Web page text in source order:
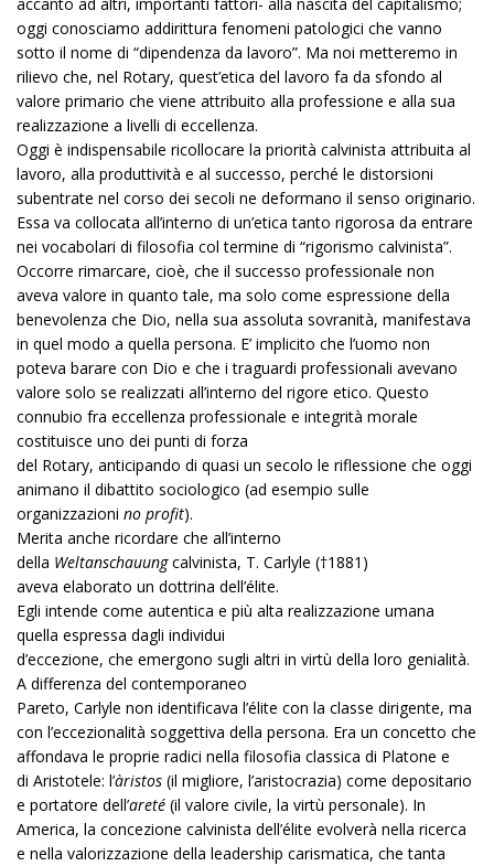
oggi conosciamo addirittura fenomeni patologici che vanno
sotto il nome di “dipendenza da lavoro”. Ma noi metteremo in
rilievo che, nel Rotary, quest’etica del lavoro fa da sfondo al
valore primario che viene attribuito alla professione e alla sua
realizzazione a livelli di eccellenza.
Oggi è indispensabile ricollocare la priorità calvinista attribuita al
lavoro, alla produttività e al successo, perché le distorsioni
subentrate nel corso dei secoli ne deformano il senso originario.
Essa va collocata all’interno di un’etica tanto rigorosa da entrare
nei vocabolari di filosofia col termine di “rigorismo calvinista”.
Occorre rimarcare, cioè, che il successo professionale non
aveva valore in quanto tale, ma solo come espressione della
benevolenza che Dio, nella sua assoluta sovranità, manifestava
in quel modo a quella persona. E’ implicito che l’uomo non
poteva barare con Dio e che i traguardi professionali avevano
valore solo se realizzati all’interno del rigore etico. Questo
connubio fra eccellenza professionale e integrità morale
costituisce uno dei punti di forza
del Rotary, anticipando di quasi un secolo le riflessione che oggi
animano il dibattito sociologico (ad esempio sulle
organizzazioni no profit).
Merita anche ricordare che all’interno
della Weltanschauungcalvinista, T. Carlyle (†1881)
aveva elaborato un dottrina dell’élite.
Egli intende come autentica e più alta realizzazione umana
quella espressa dagli individui
d’eccezione, che emergono sugli altri in virtù della loro genialità.
A differenza del contemporaneo
Pareto, Carlyle non identificava l’élite con la classe dirigente, ma
con l’eccezionalità soggettiva della persona. Era un concetto che
affondava le proprie radici nella filosofia classica di Platone e
di Aristotele: l’àristos (il migliore, l’aristocrazia) come depositario
e portatore dell’areté (il valore civile, la virtù personale). In
America, la concezione calvinista dell’élite evolverà nella ricerca
e nella valorizzazione della leadership carismatica, che tanta